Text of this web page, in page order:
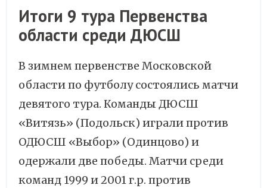
Итоги 9 тура Первенства
области среди ДЮСШ
В зимнем первенстве Московской
области по футболу состоялись матчи
девятого тура. Команды ДЮСШ
«Витязь» (Подольск) играли против
ОДЮСШ «Выбор» (Одинцово) и
одержали две победы. Матчи среди
команд 1999 и 2001 г.р. против